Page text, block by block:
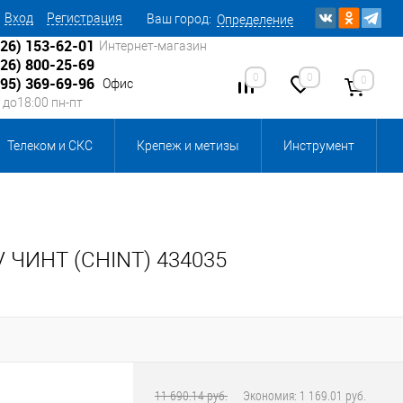
Вход Регистрация Ваш город: Определение
153-62-01 Интернет-магазин
800-25-69
369-69-96 Офис
до18:00 пн-пт
0 0 0
Телеком и СКС Крепеж и метизы Инструмент
и комплектующие, бытовая химия
для склада Ретро-электрика
ЧИНТ (CHINT) 434035
11 690.14 руб. Экономия: 1 169.01 руб.